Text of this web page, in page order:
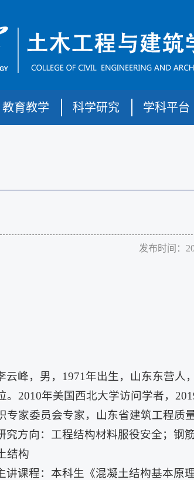
教育教学 科学研究 学科平台
发布时间：
云峰，男，1971年出生，山东东营人
。2010年美国西北大学访问学者，
专家委员会专家，山东省建筑工程质
究方向：工程结构材料服役安全；钢
结构
讲课程：本科生《混凝土结构基本原